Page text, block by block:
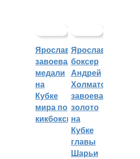
Ярославцы
завоевали
медали
на
Кубке
мира по
кикбоксингу
Ярославский
боксер
Андрей
Холматов
завоевал
золото
на
Кубке
главы
Шарьи